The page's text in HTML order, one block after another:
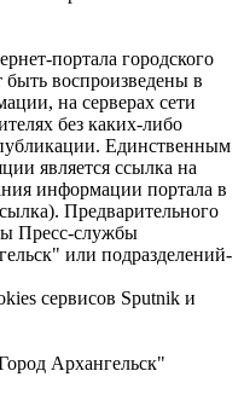
портала городского
воспроизведены в
на серверах сети
без каких-либо
Единственным
является ссылка на
информации портала в
Предварительного
Пресс-службы
или подразделений-
сервисов Sputnik и
Архангельск"